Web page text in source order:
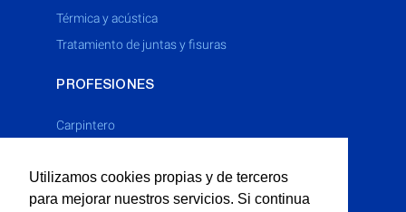
Utilizamos cookies propias y de terceros
para mejorar nuestros servicios. Si continua
térmica y acústica
tratamiento de juntas y fisuras
PROFESIONES
Carpintero
Electricista
Fontanero